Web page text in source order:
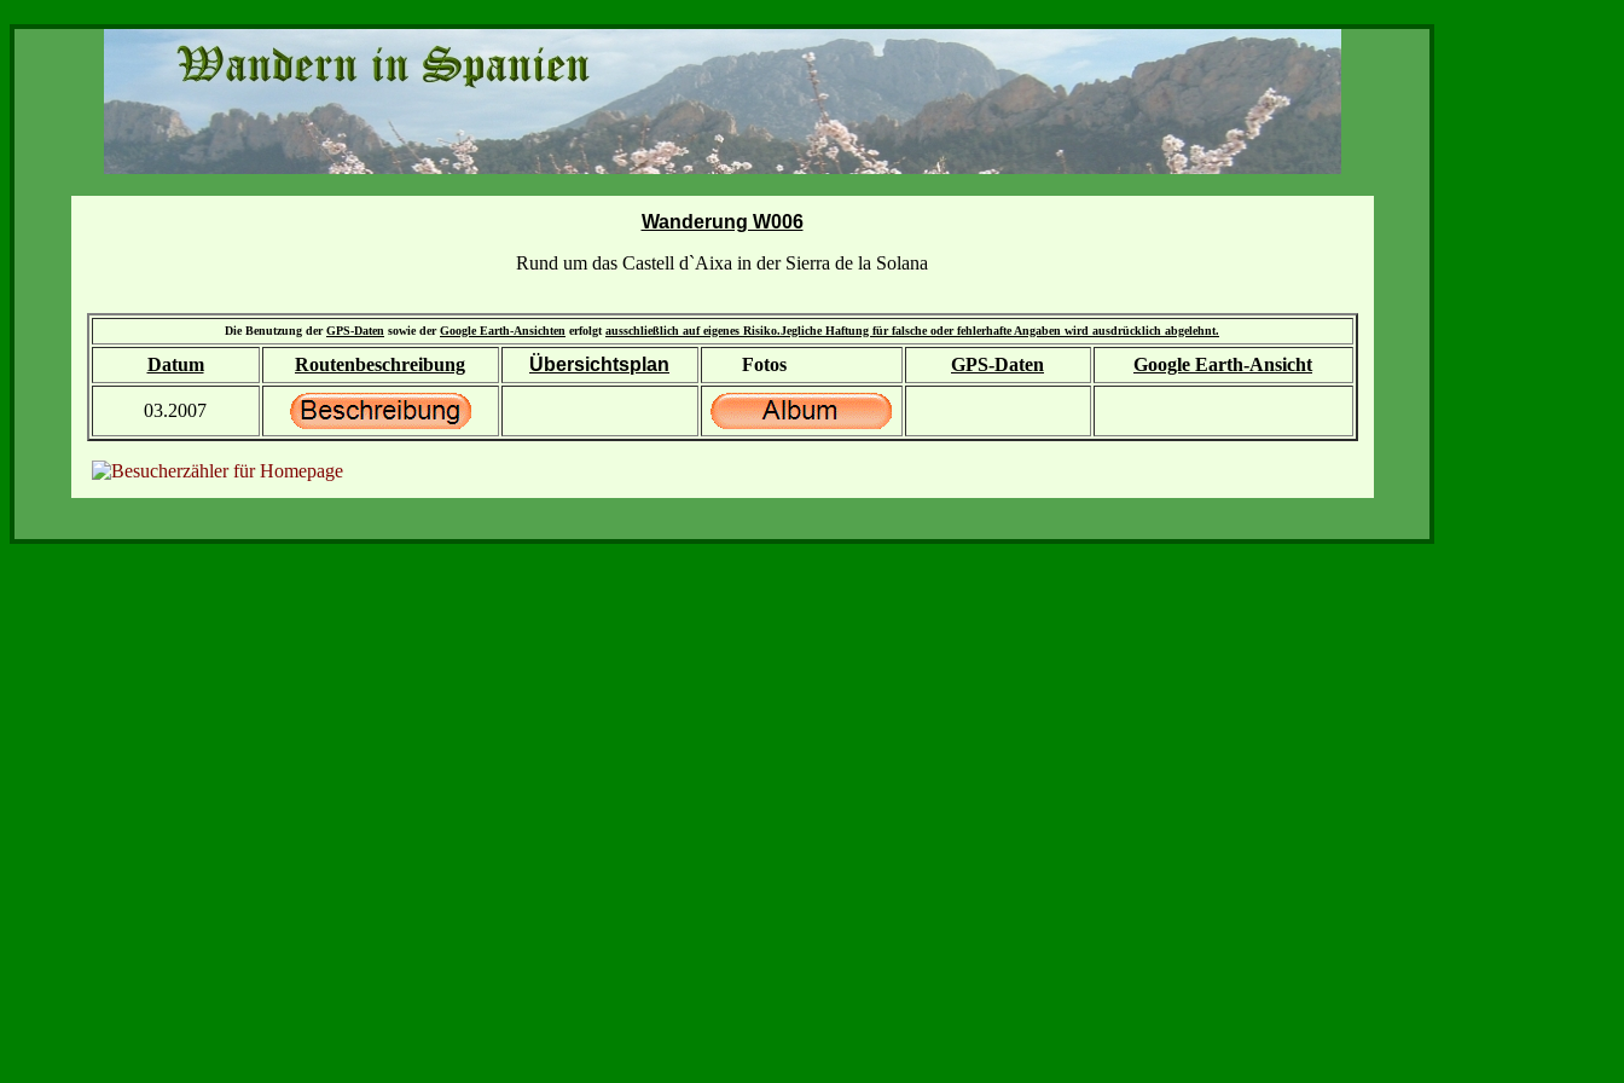
Wanderung W006
Rund um das Castell d`Aixa in der Sierra de la Solana
Die Benutzung derGPS-Daten sowie derGoogle Earth-Ansichten erfolgt ausschließlich auf eigenes Risiko.Jegliche Haftung für falsche oder fehlerhafte Angaben wird ausdrücklich abgelehnt.
Datum Routenbeschreibung Übersichtsplan Fotos GPS-Daten Google Earth-Ansicht
03.2007